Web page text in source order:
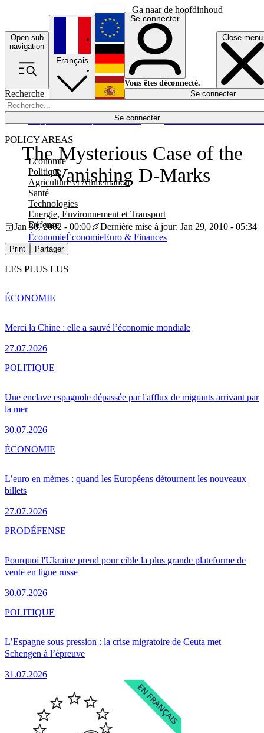
Ga naar de hoofdinhoud
Open sub
navigation
Close menu
Recherche
Se connecter
POLICY AREAS
Economie
Politique
Agriculture et Alimentation
Santé
Technologies
Energie, Environnement et Transport
Défense
Économie
Français
English
Deutsch
Español
Se connecter
Vous êtes déconnecté.
Se connecter
The Mysterious Case of the
Vanishing D-Marks
Jan 30, 2002 - 00:00
Dernière mise à jour: Jan 29, 2010 - 05:34
ÉconomieÉconomieEuro & Finances
Print Partager
LES PLUS LUS
Merci la Chine : elle a sauvé l’économie mondiale
27.07.2026
ÉCONOMIE
Une enclave espagnole dépassée par l'afflux de migrants arrivant par
la mer
30.07.2026
POLITIQUE
L’euro en mèmes : quand les Européens détournent les nouveaux
billets
27.07.2026
ÉCONOMIE
Pourquoi l'Ukraine prend pour cible la plus grande plateforme de
vente en ligne russe
30.07.2026
PRODÉFENSE
L’Espagne sous pression : la crise migratoire de Ceuta met
Schengen à l’épreuve
31.07.2026
POLITIQUE